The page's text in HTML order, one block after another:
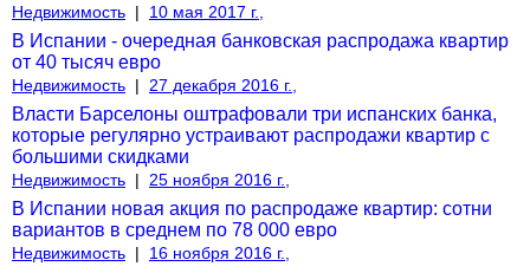
Недвижимость | 10 мая 2017 г.,
В Испании - очередная банковская распродажа квартир
от 40 тысяч евро
Недвижимость | 27 декабря 2016 г.,
Власти Барселоны оштрафовали три испанских банка,
которые регулярно устраивают распродажи квартир с
большими скидками
Недвижимость | 25 ноября 2016 г.,
В Испании новая акция по распродаже квартир: сотни
вариантов в среднем по 78 000 евро
Недвижимость | 16 ноября 2016 г.,